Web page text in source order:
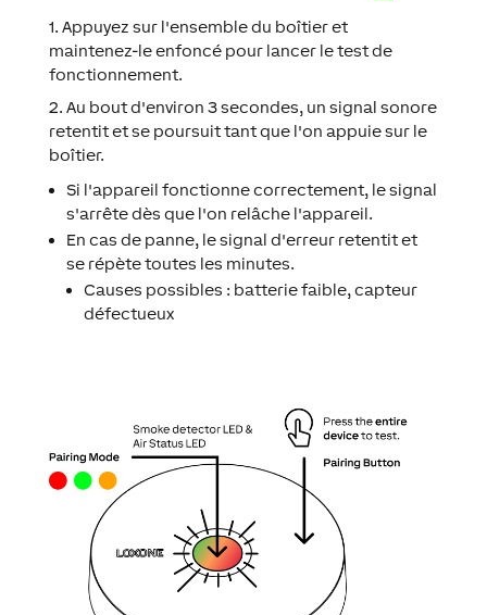
1. Appuyez sur l'ensemble du boîtier et
maintenez-le enfoncé pour lancer le test de
fonctionnement.
2. Au bout d'environ 3 secondes, un signal sonore
retentit et se poursuit tant que l'on appuie sur le
boîtier.
Si l'appareil fonctionne correctement, le signal
s'arrête dès que l'on relâche l'appareil.
En cas de panne, le signal d'erreur retentit et
se répète toutes les minutes.
Causes possibles : batterie faible, capteur
défectueux